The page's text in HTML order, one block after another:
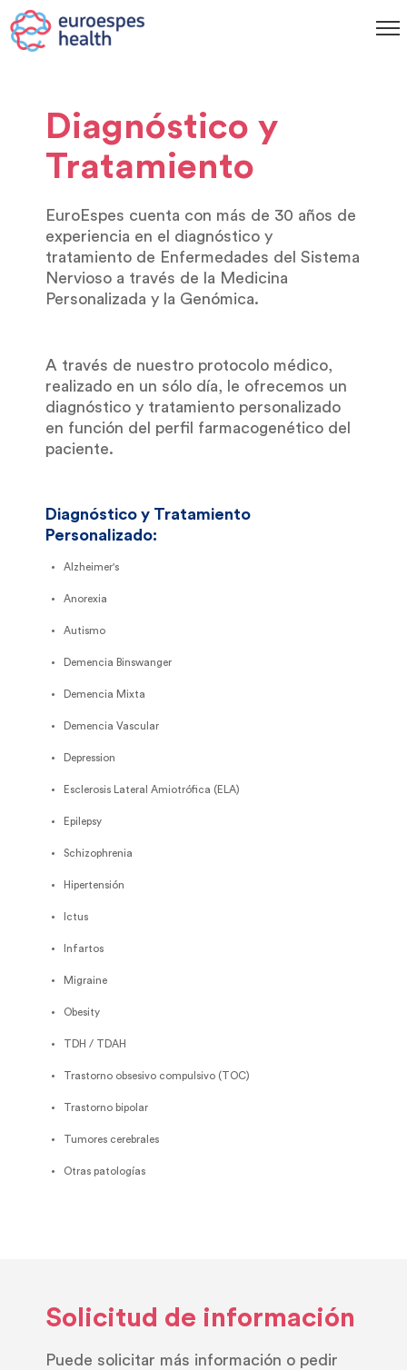
Diagnóstico y
Tratamiento
EuroEspes cuenta con más de 30 años de
experiencia en el diagnóstico y
tratamiento de Enfermedades del Sistema
Nervioso a través de la Medicina
Personalizada y la Genómica.
A través de nuestro protocolo médico,
realizado en un sólo día, le ofrecemos un
diagnóstico y tratamiento personalizado
en función del perfil farmacogenético del
paciente.
Diagnóstico y Tratamiento
Personalizado:
Alzheimer's
Anorexia
Autismo
Demencia Binswanger
Demencia Mixta
Demencia Vascular
Depression
Esclerosis Lateral Amiotrófica (ELA)
Epilepsy
Schizophrenia
Hipertensión
Ictus
Infartos
Migraine
Obesity
TDH / TDAH
Trastorno obsesivo compulsivo (TOC)
Trastorno bipolar
Tumores cerebrales
Otras patologías
Solicitud de información
Puede solicitar más información o pedir